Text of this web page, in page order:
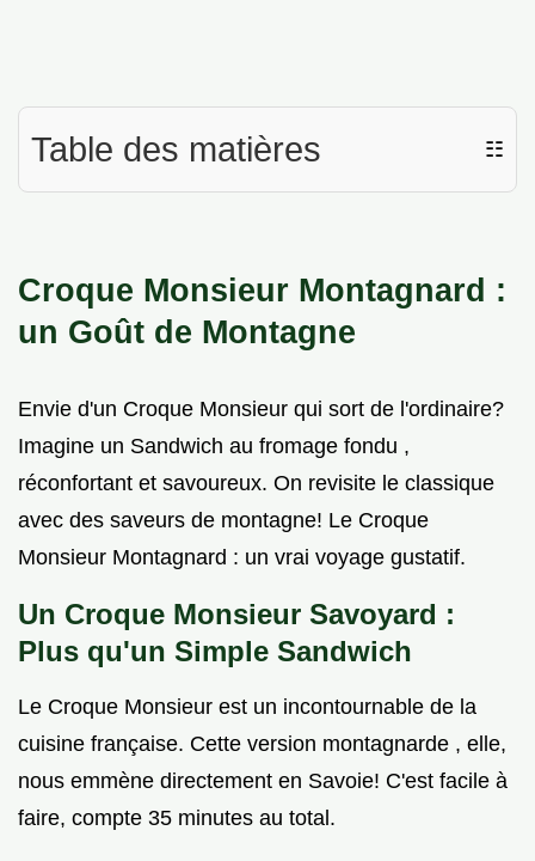
Table des matières ☷
Croque Monsieur Montagnard :
un Goût de Montagne
Envie d'un Croque Monsieur qui sort de l'ordinaire?
Imagine un Sandwich au fromage fondu ,
réconfortant et savoureux. On revisite le classique
avec des saveurs de montagne! Le Croque
Monsieur Montagnard : un vrai voyage gustatif.
Un Croque Monsieur Savoyard :
Plus qu'un Simple Sandwich
Le Croque Monsieur est un incontournable de la
cuisine française. Cette version montagnarde , elle,
nous emmène directement en Savoie! C'est facile à
faire, compte 35 minutes au total.